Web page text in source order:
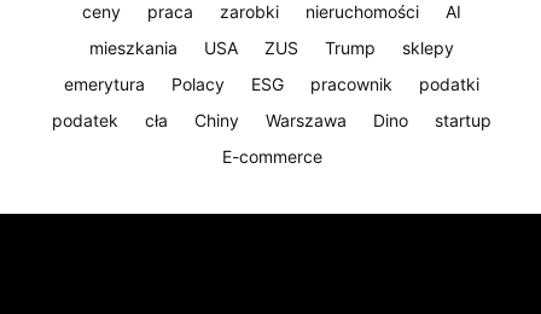
ceny
praca zarobki nieruchomości
AI
mieszkania
USA ZUS Trump
sklepy
emerytura
Polacy ESG pracownik
podatki
podatek
cła Chiny Warszawa Dino
startup
E-commerce